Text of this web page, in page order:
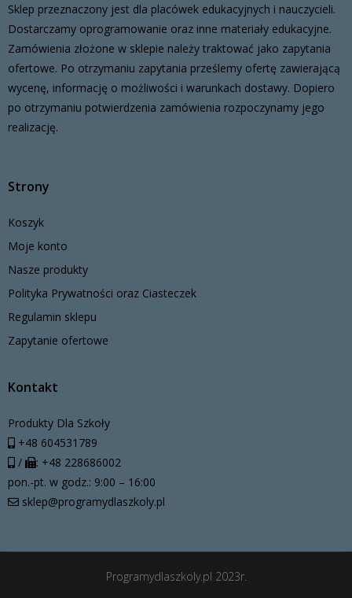
Sklep przeznaczony jest dla placówek edukacyjnych i nauczycieli.
Dostarczamy oprogramowanie oraz inne materiały edukacyjne.
Zamówienia złożone w sklepie należy traktować jako zapytania
ofertowe. Po otrzymaniu zapytania prześlemy ofertę zawierającą
wycenę, informację o możliwości i warunkach dostawy. Dopiero
po otrzymaniu potwierdzenia zamówienia rozpoczynamy jego
realizację.
Strony
Koszyk
Moje konto
Nasze produkty
Polityka Prywatności oraz Ciasteczek
Regulamin sklepu
Zapytanie ofertowe
Kontakt
Produkty Dla Szkoły
+48 604531789
/
: +48 228686002
pon.-pt. w godz.: 9:00 – 16:00
sklep@programydlaszkoly.pl
Programydlaszkoly.pl 2023r.